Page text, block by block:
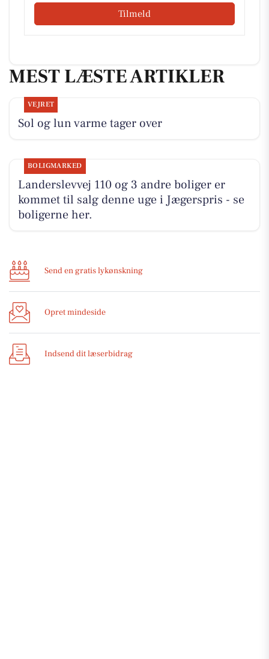
Tilmeld
MEST LÆSTE ARTIKLER
VEJRET
Sol og lun varme tager over
BOLIGMARKED
Landerslevvej 110 og 3 andre boliger er
kommet til salg denne uge i Jægerspris - se
boligerne her.
Send en gratis lykønskning
Opret mindeside
Indsend dit læserbidrag